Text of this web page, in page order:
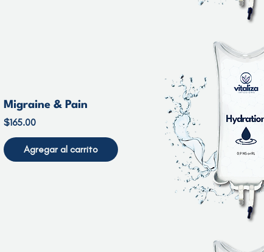
Migraine & Pain
Precio
$165.00
Agregar al carrito